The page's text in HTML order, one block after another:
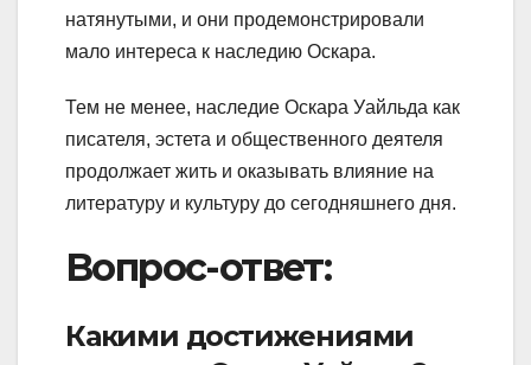
натянутыми, и они продемонстрировали
мало интереса к наследию Оскара.
Тем не менее, наследие Оскара Уайльда как
писателя, эстета и общественного деятеля
продолжает жить и оказывать влияние на
литературу и культуру до сегодняшнего дня.
Вопрос-ответ:
Какими достижениями